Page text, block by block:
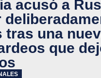
acusó a
tras una
que